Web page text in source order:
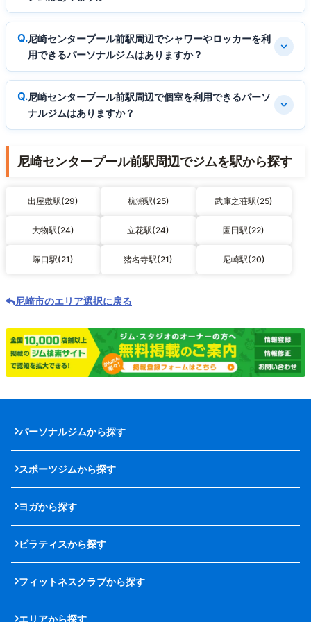
尼崎センタープール前駅周辺でシャワーやロッカーを利
用できるパーソナルジムはありますか？
尼崎センタープール前駅周辺で個室を利用できるパーソ
ナルジムはありますか？
尼崎センタープール前駅周辺でジムを駅から探す
出屋敷駅(29) 杭瀬駅(25) 武庫之荘駅(25)
大物駅(24) 立花駅(24) 園田駅(22)
塚口駅(21) 猪名寺駅(21) 尼崎駅(20)
尼崎市のエリア選択に戻る
パーソナルジムから探す
スポーツジムから探す
ヨガから探す
ピラティスから探す
フィットネスクラブから探す
エリアから探す